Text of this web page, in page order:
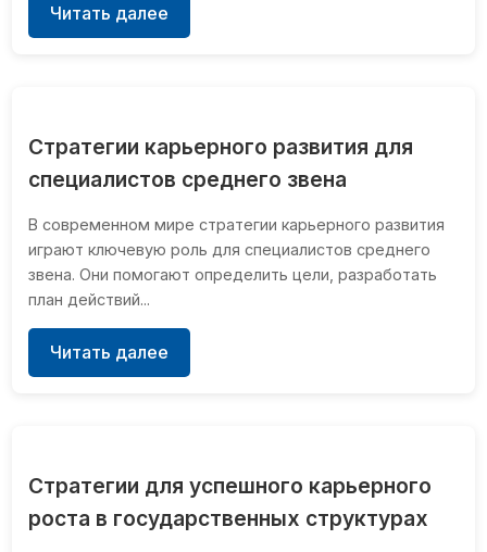
Читать далее
Стратегии карьерного развития для
специалистов среднего звена
В современном мире стратегии карьерного развития
играют ключевую роль для специалистов среднего
звена. Они помогают определить цели, разработать
план действий...
Читать далее
Стратегии для успешного карьерного
роста в государственных структурах